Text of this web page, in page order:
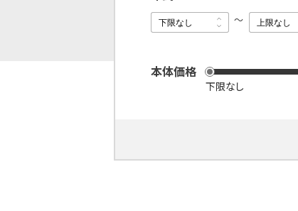
下限なし
下限なし 上限なし
上限なし
本体価格
下限なし